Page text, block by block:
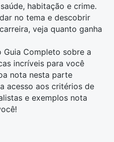
habitação e crime.
no tema e descobrir
veja quanto ganha
Guia Completo sobre a
incríveis para você
nota nesta parte
acesso aos critérios de
e exemplos nota